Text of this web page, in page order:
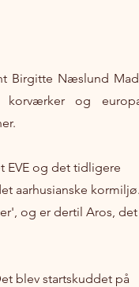
Birgitte Næslund
korværker og
EVE og det tidligere
aarhusianske kormiljø.
og er dertil Aros, det
blev startskuddet på